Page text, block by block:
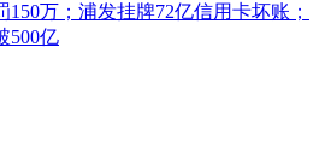
150万；浦发挂牌72亿信用卡坏账；
500亿